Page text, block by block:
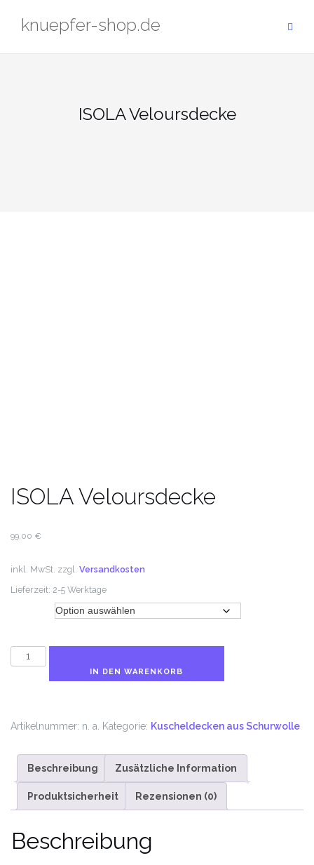
Inhaltknuepfer-shop.de
ISOLA Veloursdecke
ISOLA Veloursdecke
99,00 €
inkl. MwSt. zzgl. Versandkosten
Lieferzeit: 2-5 Werktage
ISOLA
IN DEN WARENKORB
Artikelnummer: n. a. Kategorie: Kuscheldecken aus Schurwolle
Beschreibung Zusätzliche Information
Produktsicherheit Rezensionen (0)
Beschreibung